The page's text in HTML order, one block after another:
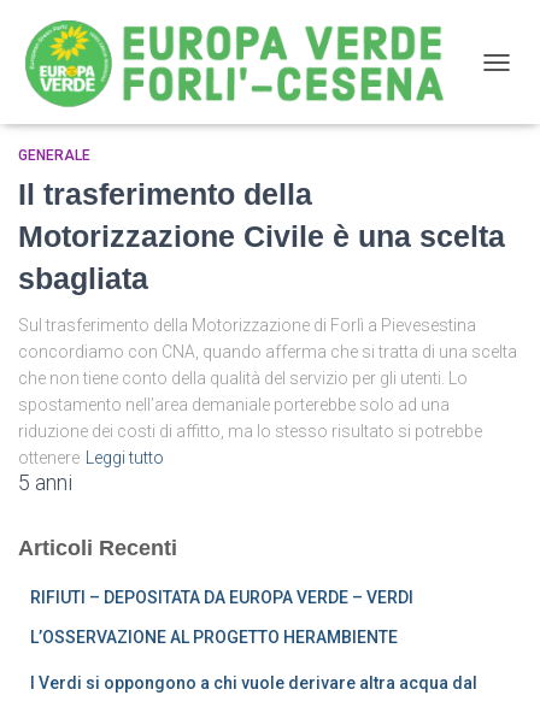
GENERALE
Il trasferimento della
Motorizzazione Civile è una scelta
sbagliata
Sul trasferimento della Motorizzazione di Forlì a Pievesestina
concordiamo con CNA, quando afferma che si tratta di una scelta
che non tiene conto della qualità del servizio per gli utenti. Lo
spostamento nell’area demaniale porterebbe solo ad una
riduzione dei costi di affitto, ma lo stesso risultato si potrebbe
ottenere
Leggi tutto
5 anni
Articoli Recenti
RIFIUTI – DEPOSITATA DA EUROPA VERDE – VERDI
L’OSSERVAZIONE AL PROGETTO HERAMBIENTE
I Verdi si oppongono a chi vuole derivare altra acqua dal